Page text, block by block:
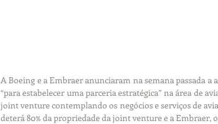
A Boeing e a Embraer anunciaram na semana passada
“para estabelecer uma parceria estratégica” na área de
joint venture contemplando os negócios e serviços de
deterá 80% da propriedade da joint venture e a Embraer,